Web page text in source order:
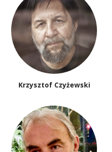
Krzysztof Czyżewski